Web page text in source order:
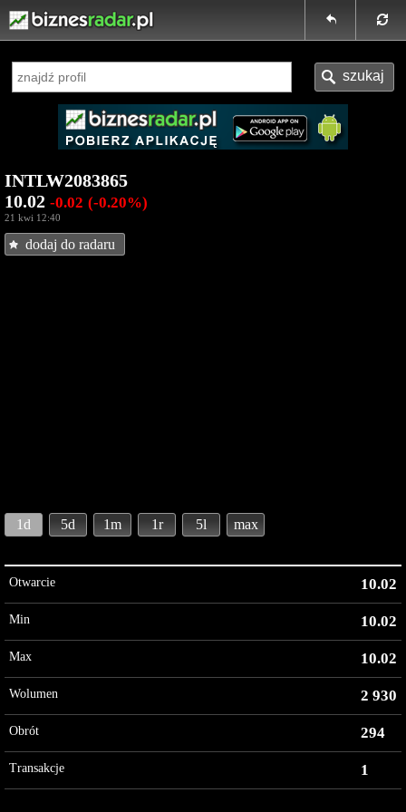
INTLW2083865
10.02 -0.02 (-0.20%)
21 kwi 12:40
dodaj do radaru
1d 5d 1m 1r 5l max
Otwarcie 10.02
Min 10.02
Max 10.02
Wolumen 2 930
Obrót 294
Transakcje 1